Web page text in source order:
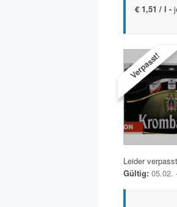
€ 1,51 / l -
Verpasst!
Leider
Gültig: 05.02.